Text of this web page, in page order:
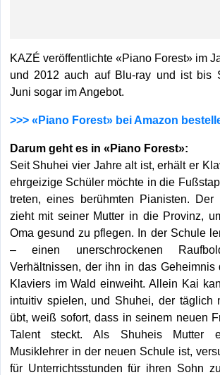
KAZÉ veröffentlichte «Piano Forest» im
und 2012 auch auf Blu-ray und ist bis
Juni sogar im Angebot.
>>> «Piano Forest» bei Amazon
Darum geht es in «Piano Forest»:
Seit Shuhei vier Jahre alt ist, erhält er
ehrgeizige Schüler möchte in die
treten, eines berühmten Pianisten. Der
zieht mit seiner Mutter in die Provinz,
Oma gesund zu pflegen. In der Schule
– einen unerschrockenen
Verhältnissen, der ihn in das Geheimnis
Klaviers im Wald einweiht. Allein Kai
intuitiv spielen, und Shuhei, der täglich
übt, weiß sofort, dass in seinem neuen
Talent steckt. Als Shuheis Mutter
Musiklehrer in der neuen Schule ist,
für Unterrichtsstunden für ihren Sohn